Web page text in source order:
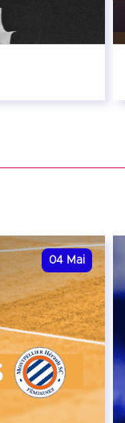
04 Mai